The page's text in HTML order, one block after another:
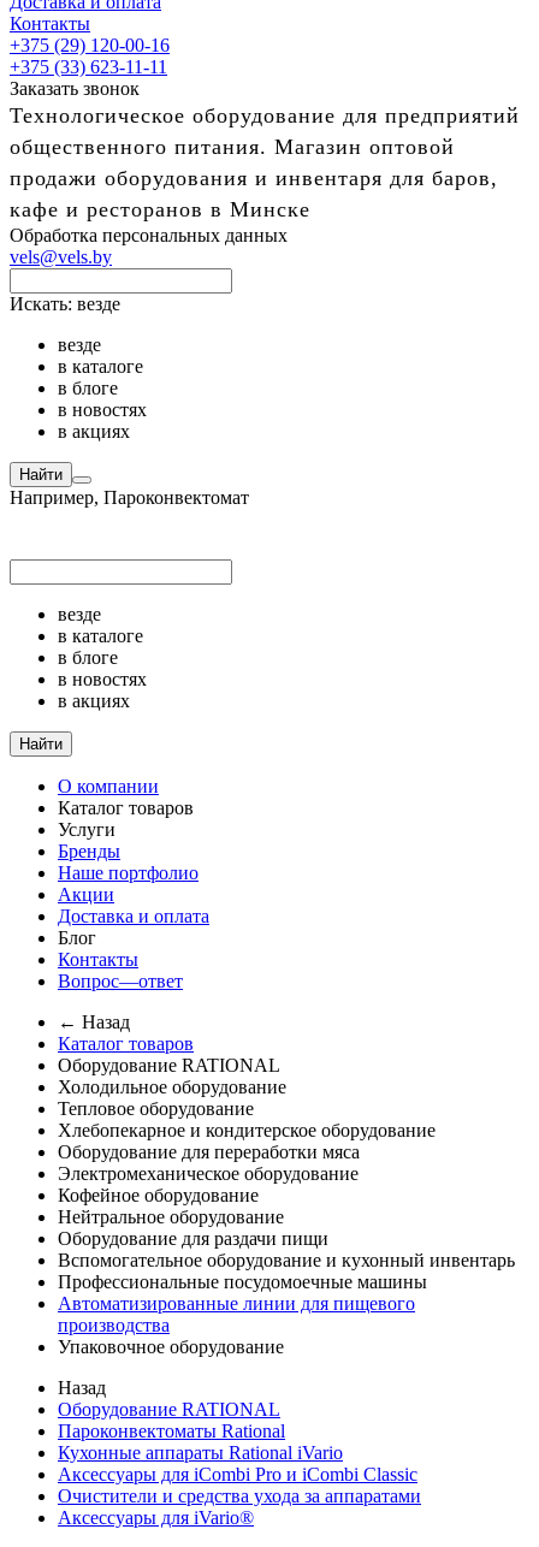
Контакты
+375 (29) 120-00-16
+375 (33) 623-11-11
Заказать звонок
Технологическое оборудование для предприятий
общественного питания. Магазин оптовой
продажи оборудования и инвентаря для баров,
кафе и ресторанов в Минске
Обработка персональных данных
vels@vels.by
Искать: везде
везде
в каталоге
в блоге
в новостях
в акциях
Найти
Например, Пароконвектомат
везде
в каталоге
в блоге
в новостях
в акциях
Найти
О компании
Каталог товаров
Услуги
Бренды
Наше портфолио
Акции
Доставка и оплата
Блог
Контакты
Вопрос—ответ
← Назад
Каталог товаров
Оборудование RATIONAL
Холодильное оборудование
Тепловое оборудование
Хлебопекарное и кондитерское оборудование
Оборудование для переработки мяса
Электромеханическое оборудование
Кофейное оборудование
Нейтральное оборудование
Оборудование для раздачи пищи
Вспомогательное оборудование и кухонный инвентарь
Профессиональные посудомоечные машины
Автоматизированные линии для пищевого
производства
Упаковочное оборудование
Назад
Оборудование RATIONAL
Пароконвектоматы Rational
Кухонные аппараты Rational iVario
Аксессуары для iCombi Pro и iCombi Classic
Очистители и средства ухода за аппаратами
Аксессуары для iVario®